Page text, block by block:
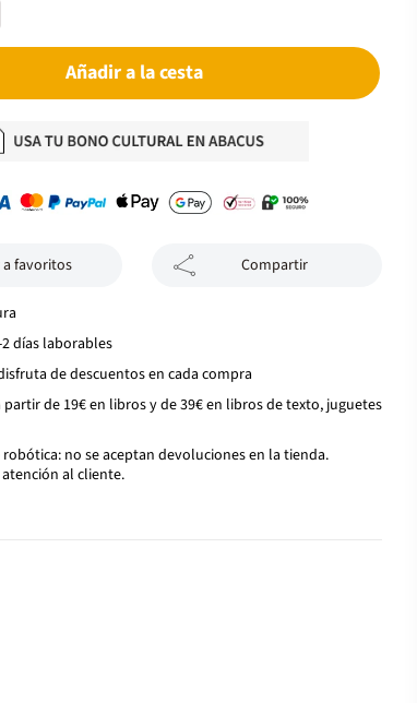
Añadir a la cesta
favoritos Compartir
días laborables
de descuentos en cada compra
partir de 19€ en libros y de 39€ en libros de texto, juguetes
no se aceptan devoluciones en la tienda.
al cliente.